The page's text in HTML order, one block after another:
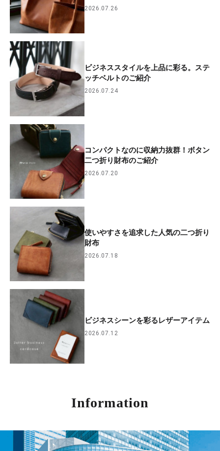
2026.07.26
ビジネススタイルを上品に彩る。ステ
ッチベルトのご紹介
2026.07.24
コンパクトなのに収納力抜群！ボタン
二つ折り財布のご紹介
2026.07.20
使いやすさを追求した人気の二つ折り
財布
2026.07.18
ビジネスシーンを彩るレザーアイテム
2026.07.12
Information